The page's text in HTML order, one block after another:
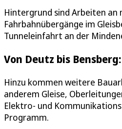
Hintergrund sind Arbeiten an
Fahrbahnübergänge im
Tunneleinfahrt an der
Von Deutz bis
Hinzu kommen weitere
anderem Gleise,
Elektro- und
Programm.